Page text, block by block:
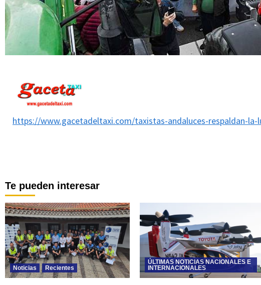
https://www.gacetadeltaxi.com/taxistas-andaluces-respaldan-
Te pueden interesar
Noticias Recientes
ÚLTIMAS NOTICIAS NACIONALES E
INTERNACIONALES